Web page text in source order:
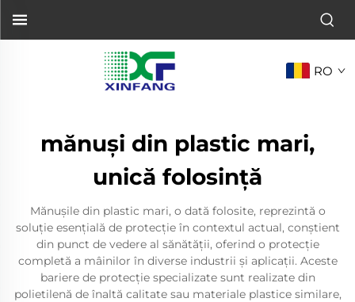
RO
mănuși din plastic mari,
unică folosință
Mănușile din plastic mari, o dată folosite, reprezintă o
soluție esențială de protecție în contextul actual, conștient
din punct de vedere al sănătății, oferind o protecție
completă a mâinilor în diverse industrii și aplicații. Aceste
bariere de protecție specializate sunt realizate din
polietilenă de înaltă calitate sau materiale plastice similare,